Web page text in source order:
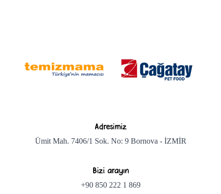
Adresimiz
Ümit Mah. 7406/1 Sok. No: 9 Bornova - İZMİR
Bizi arayın
+90 850 222 1 869